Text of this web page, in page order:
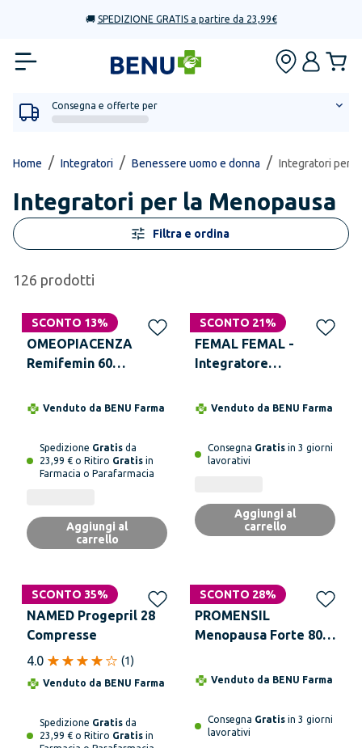
🚚 SPEDIZIONE GRATIS a partire da 23,99€
Consegna e offerte per
Home / Integratori / Benessere uomo e donna / Integratori per
Integratori per la Menopausa
Filtra e ordina
126 prodotti
SCONTO 13%
OMEOPIACENZA
Remifemin 60
Venduto da BENU Farma
Spedizione Gratis da
23,99 € o Ritiro Gratis in
Farmacia o Parafarmacia
Aggiungi al
carrello
SCONTO 21%
FEMAL FEMAL -
Integratore
Capsule
Venduto da BENU Farma
Consegna Gratis in 3 giorni
lavorativi
Aggiungi al
carrello
SCONTO 35%
NAMED Progepril 28
Compresse
4.0
(1)
Venduto da BENU Farma
Spedizione Gratis da
23,99 € o Ritiro Gratis in
SCONTO 28%
PROMENSIL
Menopausa Forte 80
Venduto da BENU Farma
Consegna Gratis in 3 giorni
lavorativi